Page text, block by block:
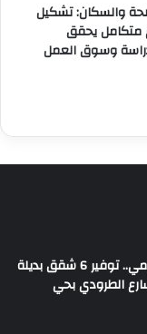
والسكان: تشكيل
متكامل يحقق
وسوق العمل
بتوجيهات النائب أحمد حلمي.. توفير 6 شقق بديلة
الطرودي بحي